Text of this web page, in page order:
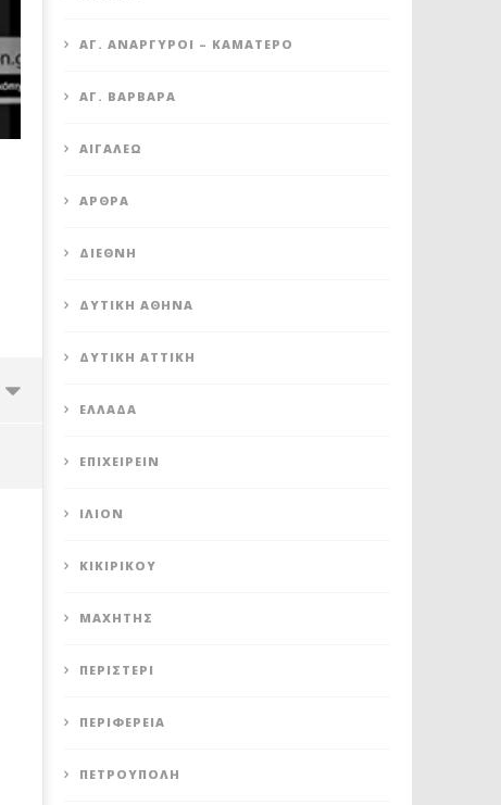
ΠΕΤΡΟΥΠΟΛΗ: ΠΡΟΣΩΡΙΝΗ
ΚΥΛΙΚΕΙΟΥ ΣΤΟΝ ΠΟΛΥΧΩΡΟ
ΆΓ. ΑΝΆΡΓΥΡΟΙ – KΑΜΑΤΕΡΌ
ΑΓ. ΒΑΡΒΆΡΑ
ΑΙΓΆΛΕΩ
ΆΡΘΡΑ
ΔΙΕΘΝΉ
ΔΥΤΙΚΉ ΑΘΉΝΑ
ΔΥΤΙΚΉ ΑΤΤΙΚΉ
ΕΛΛΆΔΑ
ΕΠΙΧΕΙΡΕΊΝ
ΊΛΙΟΝ
ΚΙΚΙΡΙΚΟΥ
ΜΑΧΗΤΗΣ
ΠΕΡΙΣΤΈΡΙ
ΠΕΡΙΦΈΡΕΙΑ
ΠΕΤΡΟΎΠΟΛΗ